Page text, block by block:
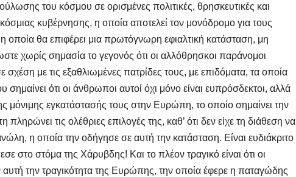
του κόσμου σε ορισμένες πολιτικές, θρησκευτικές και
κυβέρνησης, η οποία αποτελεί τον μονόδρομο για τους
οποία θα επιφέρει μια πρωτόγνωρη εφιαλτική κατάσταση, μη
χωρίς σημασία το γεγονός ότι οι αλλόθρησκοι παράνομοι
με τις εξαθλιωμένες πατρίδες τους, με επιδόματα, τα οποία
ότι οι άνθρωποι αυτοί όχι μόνο είναι ευπρόσδεκτοι, αλλά
μόνιμης εγκατάστασής τους στην Ευρώπη, το οποίο σημαίνει την
τις ολέθριες επιλογές της, καθ’ ότι δεν είχε τη διάθεση να
η οποία την οδήγησε σε αυτή την κατάσταση. Είναι ευδιάκριτο
στο στόμα της Χάρυβδης! Και το πλέον τραγικό είναι ότι οι
την τραγικότητα της Ευρώπης, την οποία έφερε η παταγώδης